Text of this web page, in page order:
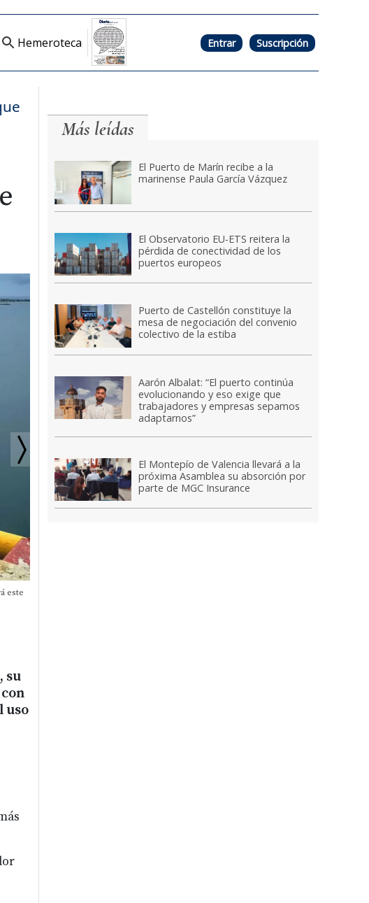
Hemeroteca Entrar Suscripción
este
su
uso
Más leídas
El Puerto de Marín recibe a la
marinense Paula García Vázquez
El Observatorio EU-ETS reitera la
pérdida de conectividad de los
puertos europeos
Puerto de Castellón constituye la
mesa de negociación del convenio
colectivo de la estiba
Aarón Albalat: “El puerto continúa
evolucionando y eso exige que
trabajadores y empresas sepamos
adaptarnos”
El Montepío de Valencia llevará a la
próxima Asamblea su absorción por
parte de MGC Insurance